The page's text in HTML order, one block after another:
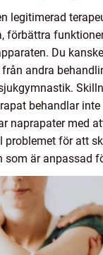
legitimerad
förbättra
Du
andra
behandlar
naprapater med
problemet för att
som är anpassad